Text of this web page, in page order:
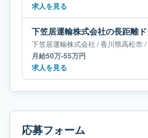
求人を見る
下笠居運輸株式会社 /香川県高松市/
月給50万-55万円
求人を見る
応募フォーム